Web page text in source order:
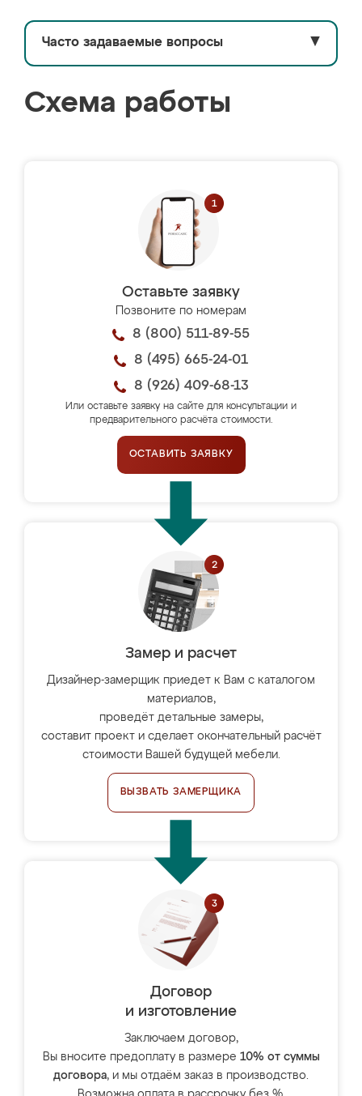
Часто задаваемые вопросы ▼
Схема работы
Оставьте заявку
Позвоните по номерам
8 (800) 511-89-55
8 (495) 665-24-01
8 (926) 409-68-13
Или оставьте заявку на сайте для консультации и
предварительного расчёта стоимости.
ОСТАВИТЬ ЗАЯВКУ
Замер и расчет
Дизайнер-замерщик приедет к Вам с каталогом
материалов,
проведёт детальные замеры,
составит проект и сделает окончательный расчёт
стоимости Вашей будущей мебели.
ВЫЗВАТЬ ЗАМЕРЩИКА
Договор
и изготовление
Заключаем договор,
Вы вносите предоплату в размере 10% от суммы
договора, и мы отдаём заказ в производство.